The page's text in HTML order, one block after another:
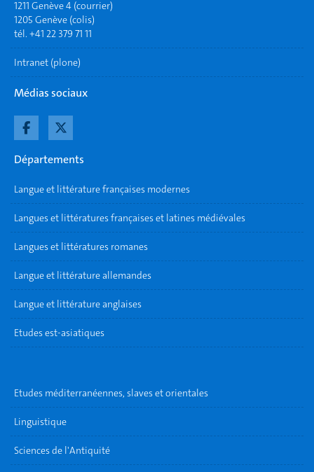
1211 Genève 4 (courrier)
1205 Genève (colis)
tél. +41 22 379 71 11
Intranet (plone)
Médias sociaux
Départements
Langue et littérature françaises modernes
Langues et littératures françaises et latines médiévales
Langues et littératures romanes
Langue et littérature allemandes
Langue et littérature anglaises
Etudes est-asiatiques
Etudes méditerranéennes, slaves et orientales
Linguistique
Sciences de l'Antiquité